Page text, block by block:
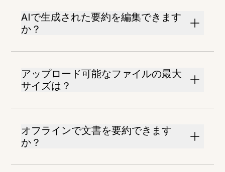
AIで生成された要約を編集できます
か？
アップロード可能なファイルの最大
サイズは？
オフラインで文書を要約できます
か？